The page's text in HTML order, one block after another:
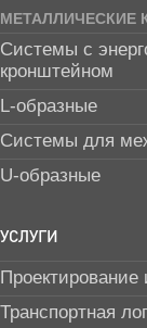
МЕТАЛЛИЧЕСКИЕ
Системы с
кронштейном
L-образные
Системы для
U-образные
УСЛУГИ
Проектирование
Транспортная